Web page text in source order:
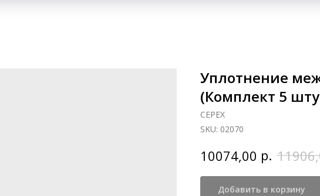
Уплотнение
(Комплект 5
CEPEX
SKU: 02070
10074,00 р.
Добавить в корзину